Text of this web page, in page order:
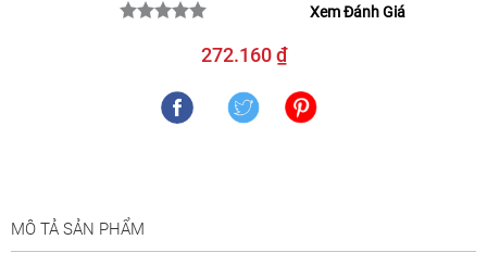
Xem Đánh Giá
272.160 ₫
MÔ TẢ SẢN PHẨM